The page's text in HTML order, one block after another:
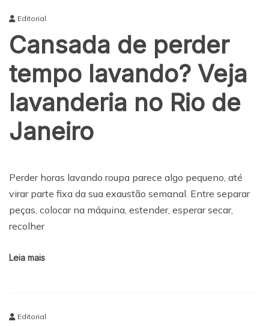
Editorial
Cansada de perder
tempo lavando? Veja
lavanderia no Rio de
Janeiro
Perder horas lavando roupa parece algo pequeno, até
virar parte fixa da sua exaustão semanal. Entre separar
peças, colocar na máquina, estender, esperar secar,
recolher
Leia mais
Editorial